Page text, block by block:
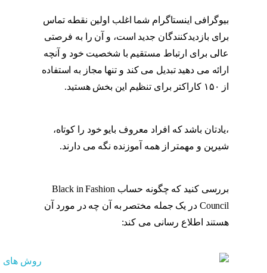
بیوگرافی اینستاگرام شما اغلب اولین نقطه تماس
برای بازدیدکنندگان جدید است، و آن را به فرصتی
عالی برای ارتباط مستقیم با شخصیت خود و آنچه
ارائه می دهید تبدیل می کند و تنها مجاز به استفاده
از ۱۵۰ کاراکتر برای تنظیم این بخش هستید.
،یادتان باشد که افراد معروف بایو خود را کوتاه،
شیرین و مهمتر از همه آموزنده نگه می دارند.
بررسی کنید که چگونه حساب Black in Fashion
Council در یک جمله مختصر به آن چه در مورد آن
هستند اطلاع رسانی می کند: